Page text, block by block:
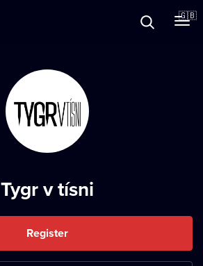
🇬🇧
Tygr v tísni
Register